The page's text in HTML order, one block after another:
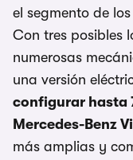
el segmento de
Con tres posibles
numerosas
una versión
configurar hasta
Mercedes-Benz
más amplias y